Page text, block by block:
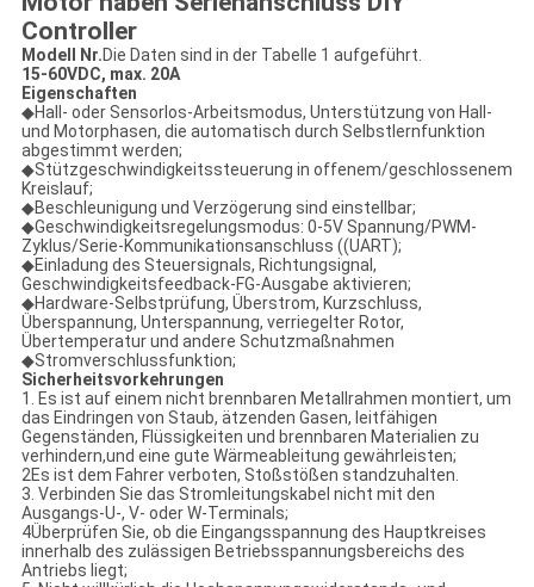
Controller
Modell Nr.Die Daten sind in der Tabelle 1 aufgeführt.
15-60VDC, max. 20A
Eigenschaften
◆Hall- oder Sensorlos-Arbeitsmodus, Unterstützung von Hall-
und Motorphasen, die automatisch durch Selbstlernfunktion
abgestimmt werden;
◆Stützgeschwindigkeitssteuerung in offenem/geschlossenem
Kreislauf;
◆Beschleunigung und Verzögerung sind einstellbar;
◆Geschwindigkeitsregelungsmodus: 0-5V Spannung/PWM-
Zyklus/Serie-Kommunikationsanschluss ((UART);
◆Einladung des Steuersignals, Richtungsignal,
Geschwindigkeitsfeedback-FG-Ausgabe aktivieren;
◆Hardware-Selbstprüfung, Überstrom, Kurzschluss,
Überspannung, Unterspannung, verriegelter Rotor,
Übertemperatur und andere Schutzmaßnahmen
◆Stromverschlussfunktion;
Sicherheitsvorkehrungen
1. Es ist auf einem nicht brennbaren Metallrahmen montiert, um
das Eindringen von Staub, ätzenden Gasen, leitfähigen
Gegenständen, Flüssigkeiten und brennbaren Materialien zu
verhindern,und eine gute Wärmeableitung gewährleisten;
2Es ist dem Fahrer verboten, Stoßstößen standzuhalten.
3. Verbinden Sie das Stromleitungskabel nicht mit den
Ausgangs-U-, V- oder W-Terminals;
4Überprüfen Sie, ob die Eingangsspannung des Hauptkreises
innerhalb des zulässigen Betriebsspannungsbereichs des
Antriebs liegt;